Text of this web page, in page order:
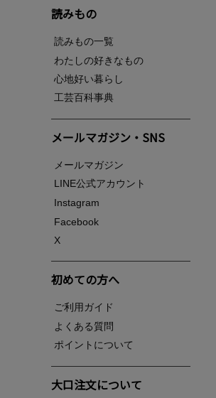
読みもの
読みもの一覧
わたしの好きなもの
心地好い暮らし
工芸百科事典
メールマガジン・SNS
メールマガジン
LINE公式アカウント
Instagram
Facebook
X
初めての方へ
ご利用ガイド
よくある質問
ポイントについて
大口注文について